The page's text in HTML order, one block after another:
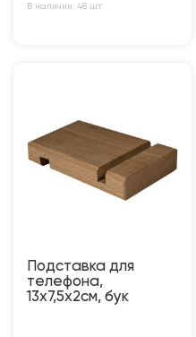
В наличии: 48 шт
Подставка для
телефона,
13х7,5х2см, бук